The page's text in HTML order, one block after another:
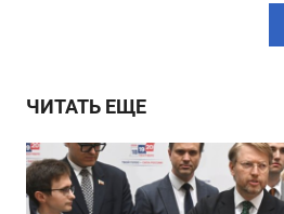
ЧИТАТЬ ЕЩЕ